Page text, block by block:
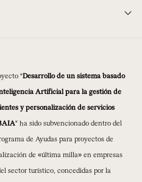
“Desarrollo de un sistema basado
Artificial para la gestión de
y personalización de servicios
” ha sido subvencionado dentro del
de Ayudas para proyectos de
de «última milla» en empresas
sector turístico, concedidas por la